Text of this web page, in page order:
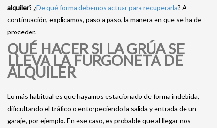
alquiler? ¿De qué forma debemos actuar para recuperarla? A
continuación, explicamos, paso a paso, la manera en que se ha de
proceder.
QUÉ HACER SI LA GRÚA SE
LLEVA LA FURGONETA DE
ALQUILER
Lo más habitual es que hayamos estacionado de forma indebida,
dificultando el tráfico o entorpeciendo la salida y entrada de un
garaje, por ejemplo. En ese caso, es probable que al llegar nos